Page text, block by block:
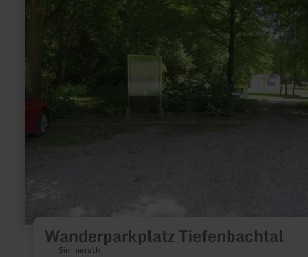
Wanderparkplatz Tiefenbachtal
Simmerath
Wanderparkplatz
Tiefenbachtal